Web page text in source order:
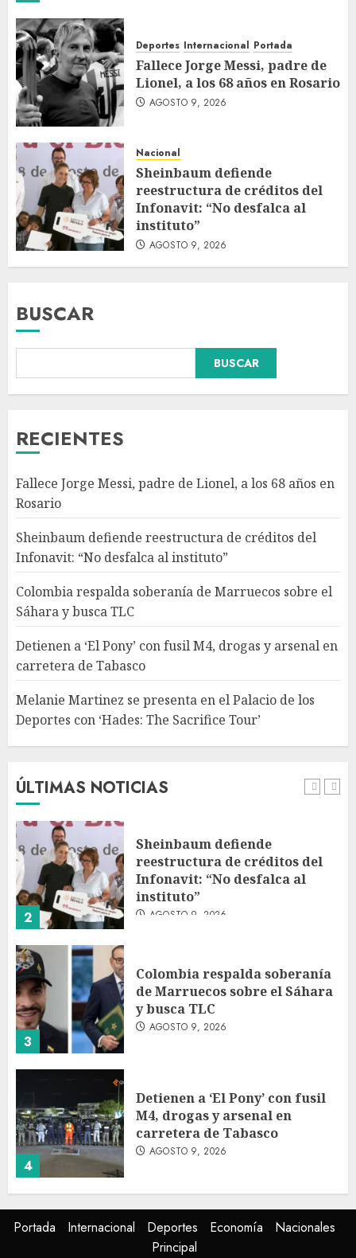
Deportes Internacional Portada
Fallece Jorge Messi, padre de
Lionel, a los 68 años en Rosario
AGOSTO 9, 2026
Nacional
Sheinbaum defiende
reestructura de créditos del
Infonavit: “No desfalca al
instituto”
AGOSTO 9, 2026
BUSCAR
BUSCAR
RECIENTES
Fallece Jorge Messi, padre de Lionel, a los 68 años en
Rosario
Sheinbaum defiende reestructura de créditos del
Infonavit: “No desfalca al instituto”
Colombia respalda soberanía de Marruecos sobre el
Sáhara y busca TLC
Detienen a ‘El Pony’ con fusil M4, drogas y arsenal en
carretera de Tabasco
Melanie Martinez se presenta en el Palacio de los
Deportes con ‘Hades: The Sacrifice Tour’
ÚLTIMAS NOTICIAS
Colombia respalda soberanía
de Marruecos sobre el Sáhara
4
Detienen a ‘El Pony’ con fusil
M4, drogas y arsenal en
AGOSTO 9, 2026
5
Melanie Martinez se presenta
con ‘Hades: The Sacrifice Tour’
AGOSTO 9, 2026
1
Lionel, a los 68 años en Rosario
2
Sheinbaum defiende
reestructura de créditos del
Infonavit: “No desfalca al
instituto”
AGOSTO 9, 2026
3
Colombia respalda soberanía
de Marruecos sobre el Sáhara
y busca TLC
AGOSTO 9, 2026
4
Detienen a ‘El Pony’ con fusil
M4, drogas y arsenal en
carretera de Tabasco
AGOSTO 9, 2026
Melanie Martinez se presenta
en el Palacio de los Deportes
Portada Internacional Deportes Economía
Nacionales
Principal